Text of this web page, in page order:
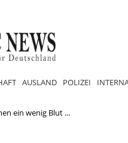
AUSLAND POLIZEI
ein wenig Blut ...